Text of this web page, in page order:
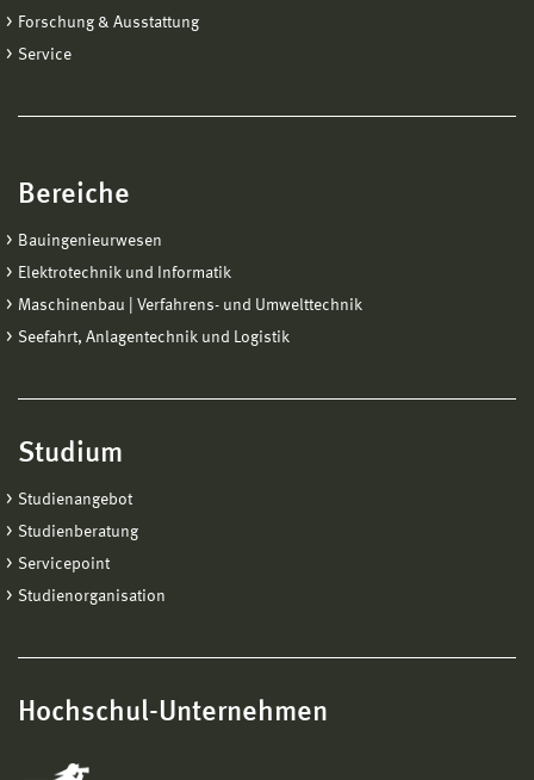
Forschung & Ausstattung
Service
Bereiche
Bauingenieurwesen
Elektrotechnik und Informatik
Maschinenbau | Verfahrens- und Umwelttechnik
Seefahrt, Anlagentechnik und Logistik
Studium
Studienangebot
Studienberatung
Servicepoint
Studienorganisation
Hochschul-Unternehmen